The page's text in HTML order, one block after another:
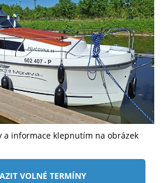
a informace klepnutím na obrázek
VOLNÉ TERMÍNY